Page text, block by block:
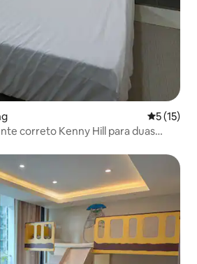
5 de uma
5 (15)
correto Kenny Hill para duas